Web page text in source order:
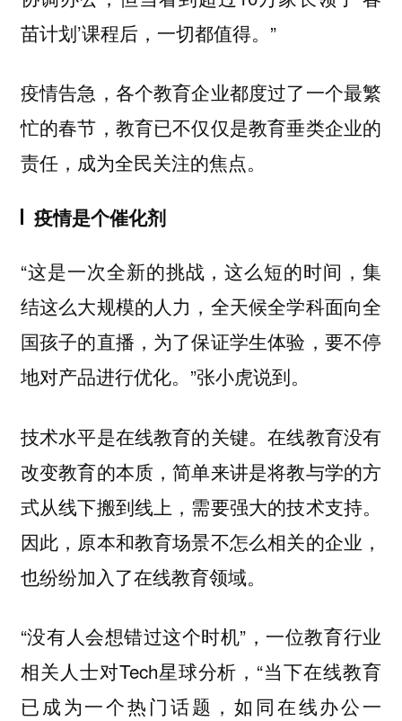
苗计划’课程后，一切都值得。”
疫情告急，各个教育企业都度过了一个最繁
忙的春节，教育已不仅仅是教育垂类企业的
责任，成为全民关注的焦点。
疫情是个催化剂
“这是一次全新的挑战，这么短的时间，集
结这么大规模的人力，全天候全学科面向全
国孩子的直播，为了保证学生体验，要不停
地对产品进行优化。”张小虎说到。
技术水平是在线教育的关键。在线教育没有
改变教育的本质，简单来讲是将教与学的方
式从线下搬到线上，需要强大的技术支持。
因此，原本和教育场景不怎么相关的企业，
也纷纷加入了在线教育领域。
“没有人会想错过这个时机”，一位教育行业
相关人士对Tech星球分析，“当下在线教育
已成为一个热门话题，如同在线办公一